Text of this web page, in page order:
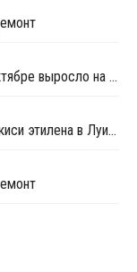
Производство ЛПНП в США и Канаде в октябре выросло на 7%
Dow объявила форс-мажор на поставку окиси этилена в Луизиане